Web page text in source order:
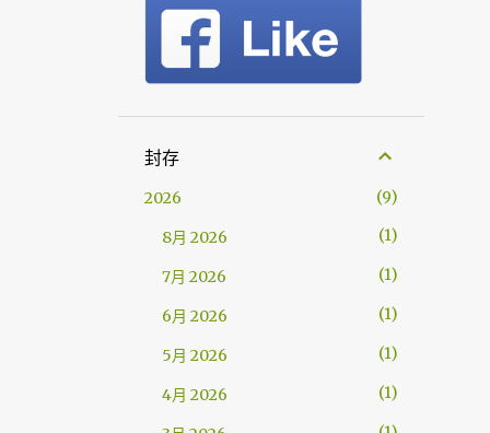
封存
2026 9
8月 2026 1
7月 2026 1
6月 2026 1
5月 2026 1
4月 2026 1